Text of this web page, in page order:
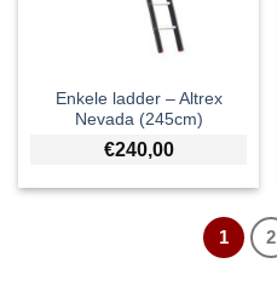
Enkele ladder – Altrex
Nevada (245cm)
€240,00
1 2